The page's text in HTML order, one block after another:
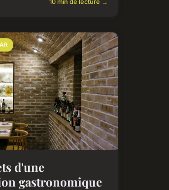
10 min de lecture →
d'une
gastronomique